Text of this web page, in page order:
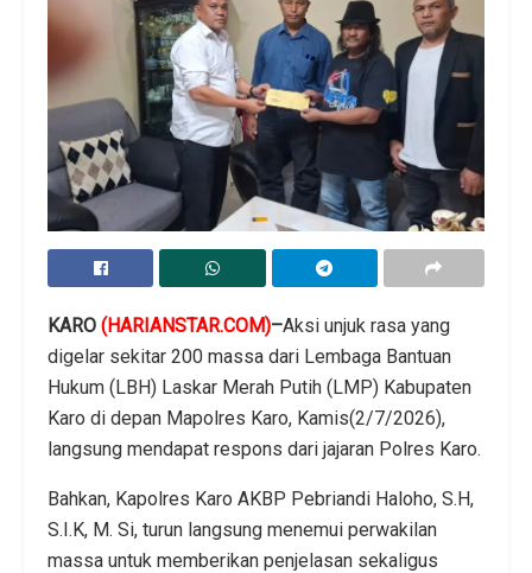
KARO (HARIANSTAR.COM)–Aksi unjuk rasa yang
digelar sekitar 200 massa dari Lembaga Bantuan
Hukum (LBH) Laskar Merah Putih (LMP) Kabupaten
Karo di depan Mapolres Karo, Kamis(2/7/2026),
langsung mendapat respons dari jajaran Polres Karo.
Bahkan, Kapolres Karo AKBP Pebriandi Haloho, S.H,
S.I.K, M. Si, turun langsung menemui perwakilan
massa untuk memberikan penjelasan sekaligus